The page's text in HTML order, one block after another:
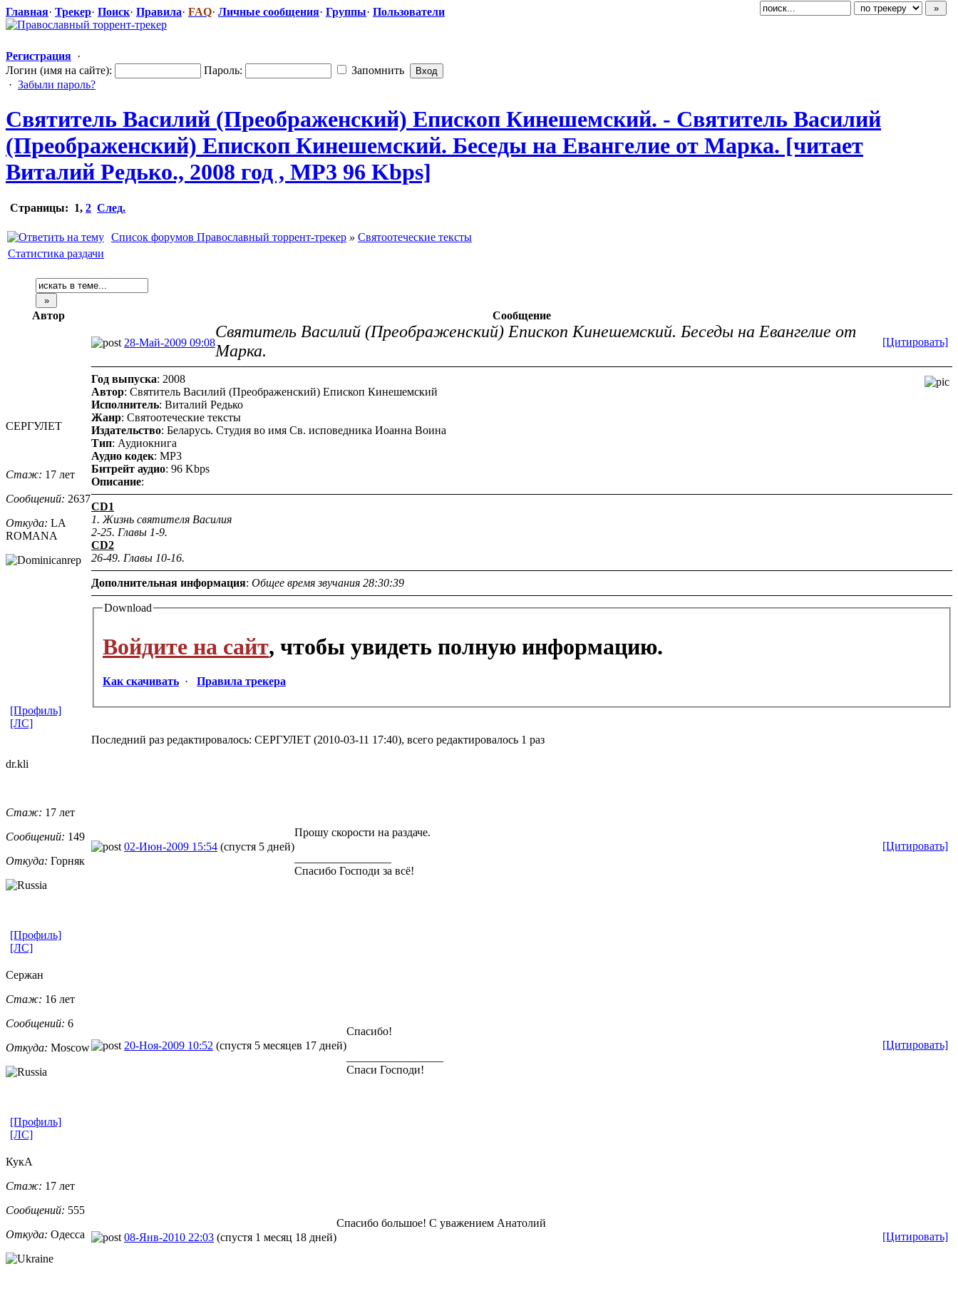
Главная· Трекер· Поиск· Правила· FAQ· Личные сообщения· Группы· Пользователи
Регистрация ·
Логин (имя на сайте):
Пароль:
Запомнить
· Забыли пароль?
Святитель Василий (Преображенск​ий) Епископ Кинешемский. ​ - Святитель Василий
(Преображенск​ий) Епископ Кинешемский. ​ Беседы на Евангелие от Марка. [читает
Виталий Редько., 2008 год , MP3 96 Kbps]
Страницы: 1, 2 След.
Список форумов Православный торрент-трекер » Святоотеческие тексты
Статистика раздачи
Автор Сообщение
СЕРГУЛЕТ
Стаж: 17 лет
Сообщений: 2637
Откуда: LA
ROMANA
28-Май-2009 09:08 [Цитировать]
Святитель Василий (Преображенский) Епископ Кинешемский. Беседы на Евангелие от
Марка.
Год выпуска: 2008
Автор: Святитель Василий (Преображенский) Епископ Кинешемский
Исполнитель: Виталий Редько
Жанр: Святоотеческие тексты
Издательство: Беларусь. Студия во имя Св. исповедника Иоанна Воина
Тип: Аудиокнига
Аудио кодек: MP3
Битрейт аудио: 96 Kbps
Описание:
CD1
1. Жизнь святителя Василия
2-25. Главы 1-9.
CD2
26-49. Главы 10-16.
Дополнительная информация: Общее время звучания 28:30:39
Download
Войдите на сайт, чтобы увидеть полную информацию.
Как скачивать · Правила трекера
Последний раз редактировалось: СЕРГУЛЕТ (2010-03-11 17:40), всего редактировалось 1 раз
[Профиль]
[ЛС]
dr.kli
Стаж: 17 лет
Сообщений: 149
Откуда: Горняк
02-Июн-2009 15:54 (спустя 5 дней) [Цитировать]
Прошу скорости на раздаче.
Спасибо Господи за всё!
[Профиль]
[ЛС]
Сержан
Стаж: 16 лет
Сообщений: 6
Откуда: Moscow 20-Ноя-2009 10:52 (спустя 5 месяцев 17 дней) [Цитировать]
Спасибо!
Спаси Господи!
[Профиль]
[ЛС]
КукА
Стаж: 17 лет
Сообщений: 555
Откуда: Одесса 08-Янв-2010 22:03 (спустя 1 месяц 18 дней) [Цитировать]
Спасибо большое! С уважением Анатолий